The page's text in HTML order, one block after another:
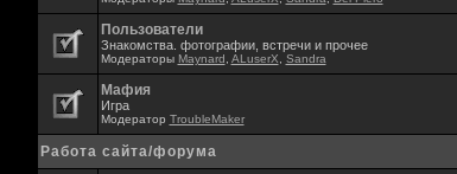
Пользователи
Знакомства. фотографии, встречи и прочее
Модераторы Maynard ALuserX Sandra
Мафия
Игра
Модератор TroubleMaker
Работа сайта/форума